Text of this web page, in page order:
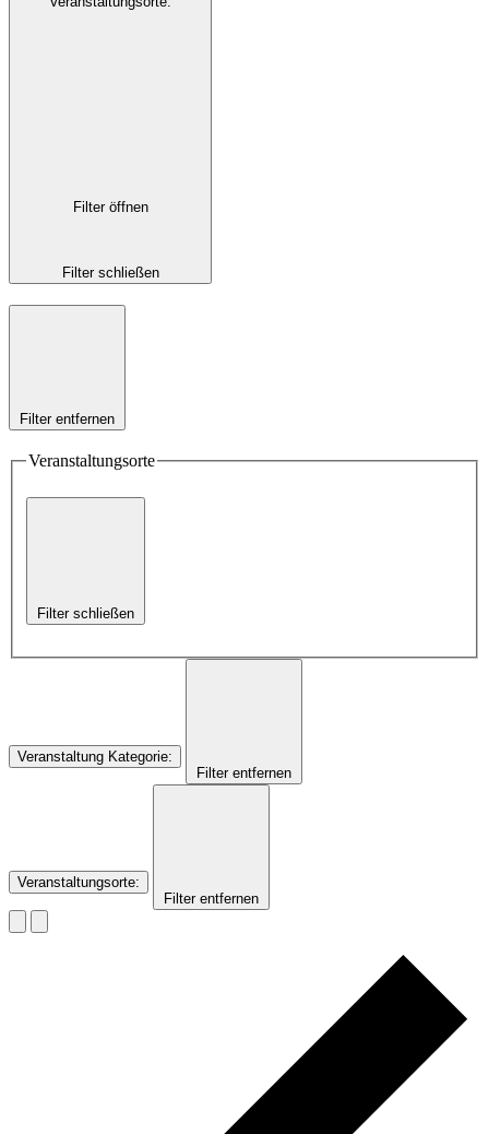
Filter öffnen
Filter schließen
Filter entfernen
Veranstaltungsorte
Filter schließen
Veranstaltung Kategorie:
Filter entfernen
Veranstaltungsorte:
Filter entfernen